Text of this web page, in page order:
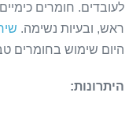
לעובדים. חומרים
ראש, ובעיות נשימה.
היום שימוש בחומרים
היתרונות: